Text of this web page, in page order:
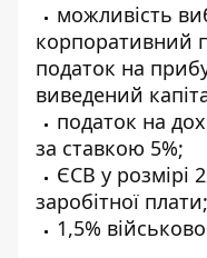
можливість
корпоративний
податок на
виведений
податок на
за ставкою 5%;
ЄСВ у розмірі
заробітної плати;
1,5%